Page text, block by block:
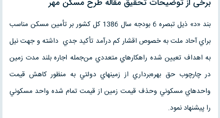
بند «د» ذيل تبصره 6 بودجه سال 1386 كل كشور بر تأمين مسكن مناسب
براي آحاد ملت به خصوص اقشار كم درآمد تأكيد جدي داشته و جهت نيل
به اهداف تعيين شده راهكارهاي متعددي من‌جمله اجاره بلند مدت زمين
در چارچوب حق بهره‌برداري از زمينهاي دولتي به منظور كاهش قيمت
واحدهاي مسكوني وحذف قيمت زمين از قيمت تمام شده واحد مسكوني
را پيشنهاد نمود.